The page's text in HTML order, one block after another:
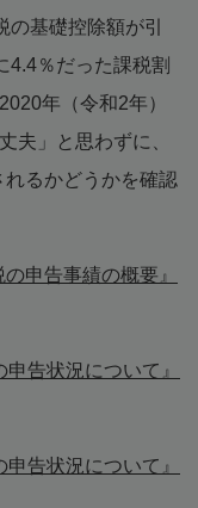
基礎控除額が引
4.4％だった課税割
年（令和2年）
夫」と思わずに、
るかどうかを確認
申告事績の概要』
告状況について』
告状況について』